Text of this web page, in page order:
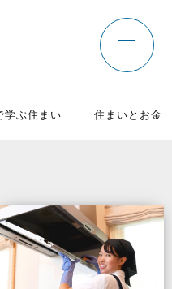
学ぶ住まい 住まいとお金